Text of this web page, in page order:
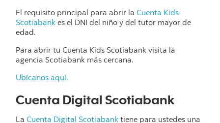
El requisito principal para abrir la Cuenta Kids
Scotiabank es el DNI del niño y del tutor mayor de
edad.
Para abrir tu Cuenta Kids Scotiabank visita la
agencia Scotiabank más cercana.
Ubícanos aquí.
Cuenta Digital Scotiabank
La Cuenta Digital Scotiabank tiene para ustedes una